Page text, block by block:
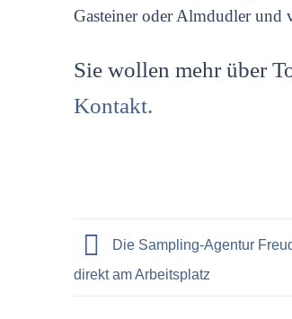
Gasteiner oder Almdudler und
Sie wollen mehr über
Kontakt.
Die Sampling-Agentur
direkt am Arbeitsplatz